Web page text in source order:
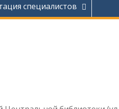
специалистов